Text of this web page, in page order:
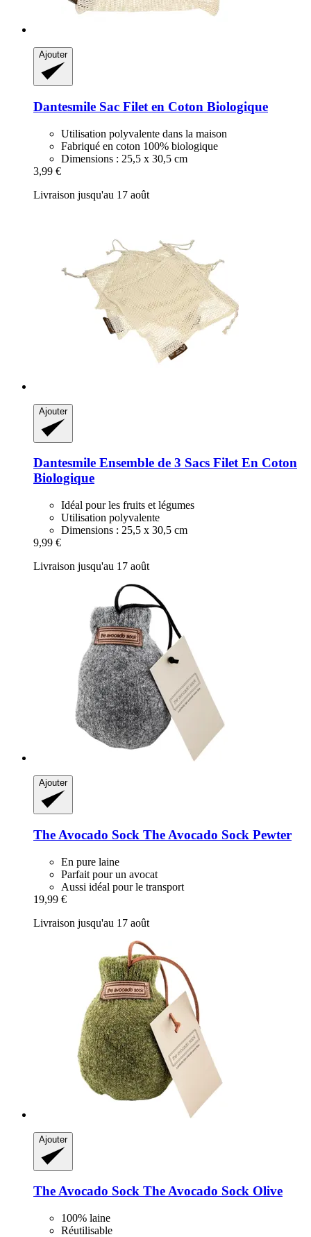
Ajouter
Dantesmile Sac Filet en Coton Biologique
Utilisation polyvalente dans la maison
Fabriqué en coton 100% biologique
Dimensions : 25,5 x 30,5 cm
3,99 €
Livraison jusqu'au 17 août
Ajouter
Dantesmile Ensemble de 3 Sacs Filet En Coton
Biologique
Idéal pour les fruits et légumes
Utilisation polyvalente
Dimensions : 25,5 x 30,5 cm
9,99 €
Livraison jusqu'au 17 août
Ajouter
The Avocado Sock The Avocado Sock Pewter
En pure laine
Parfait pour un avocat
Aussi idéal pour le transport
19,99 €
Livraison jusqu'au 17 août
Ajouter
The Avocado Sock The Avocado Sock Olive
100% laine
Réutilisable